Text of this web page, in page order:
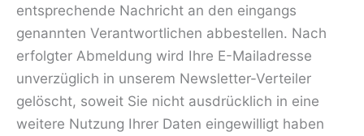
entsprechende Nachricht an den eingangs
genannten Verantwortlichen abbestellen. Nach
erfolgter Abmeldung wird Ihre E-Mailadresse
unverzüglich in unserem Newsletter-Verteiler
gelöscht, soweit Sie nicht ausdrücklich in eine
weitere Nutzung Ihrer Daten eingewilligt haben